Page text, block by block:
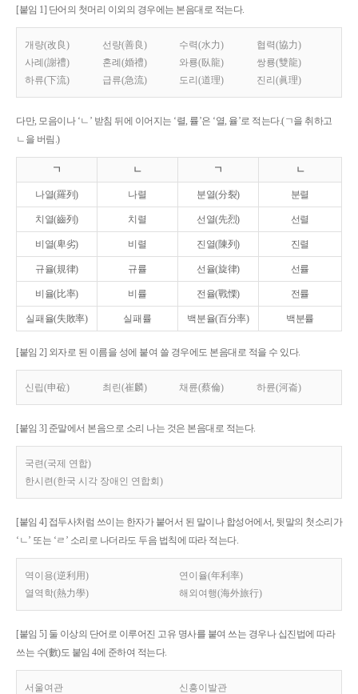
[붙임 1] 단어의 첫머리 이외의 경우에는 본음대로 적는다.
개량(改良) 선량(善良) 수력(水力)
협력(協力)
사례(謝禮)
혼례(婚禮) 와룡(臥龍)
쌍룡(雙龍)
하류(下流)
급류(急流) 도리(道理) 진리(眞理)
다만, 모음이나 ‘ㄴ’ 받침 뒤에 이어지는 ‘렬, 률’은 ‘열, 율’로 적는다.(ㄱ을 취하고
ㄴ을 버림.)
ㄱ ㄴ ㄱ ㄴ
나열(羅列) 나렬 분열(分裂) 분렬
치열(齒列) 치렬 선열(先烈) 선렬
비열(卑劣) 비렬 진열(陳列) 진렬
규율(規律) 규률 선율(旋律) 선률
비율(比率) 비률 전율(戰慄) 전률
실패율(失敗率) 실패률 백분율(百分率) 백분률
[붙임 2] 외자로 된 이름을 성에 붙여 쓸 경우에도 본음대로 적을 수 있다.
신립(申砬) 최린(崔麟) 채륜(蔡倫) 하륜(河崙)
[붙임 3] 준말에서 본음으로 소리 나는 것은 본음대로 적는다.
국련(국제 연합)
한시련(한국 시각 장애인 연합회)
[붙임 4] 접두사처럼 쓰이는 한자가 붙어서 된 말이나 합성어에서, 뒷말의 첫소리가
‘ㄴ’ 또는 ‘ㄹ’ 소리로 나더라도 두음 법칙에 따라 적는다.
역이용(逆利用)
연이율(年利率)
열역학(熱力學)
해외여행(海外旅行)
[붙임 5] 둘 이상의 단어로 이루어진 고유 명사를 붙여 쓰는 경우나 십진법에 따라
쓰는 수(數)도 붙임 4에 준하여 적는다.
서울여관 신흥이발관